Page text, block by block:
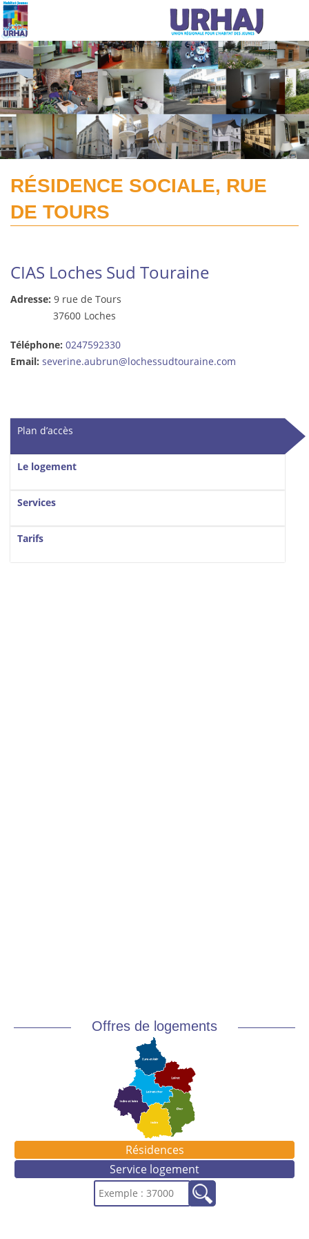
Aller au contenu principal
RÉSIDENCE SOCIALE, RUE
DE TOURS
CIAS Loches Sud Touraine
Adresse: 9 rue de Tours
37600 Loches
Téléphone: 0247592330
Email: severine.aubrun@lochessudtouraine.com
Vertical Tabs
Plan d’accès
Le logement
Services
Tarifs
Offres de logements
Résidences
Service logement